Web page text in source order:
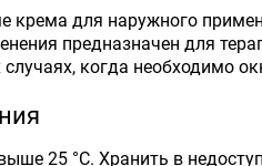
для наружного
предназначен для
случаях, когда необходимо
25 °С. Хранить в